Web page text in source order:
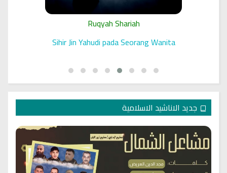
Ruqyah Shariah
Sihir Jin Yahudi pada Seorang Wanita
جديد الاناشيد الاسلامية